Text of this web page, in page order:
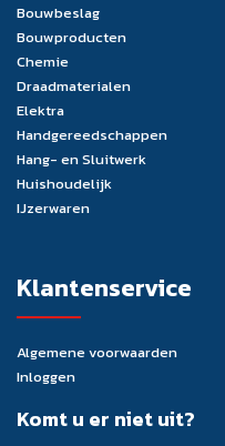
Bouwbeslag
Bouwproducten
Chemie
Draadmaterialen
Elektra
Handgereedschappen
Hang- en Sluitwerk
Huishoudelijk
IJzerwaren
Klantenservice
Algemene voorwaarden
Inloggen
Komt u er niet uit?